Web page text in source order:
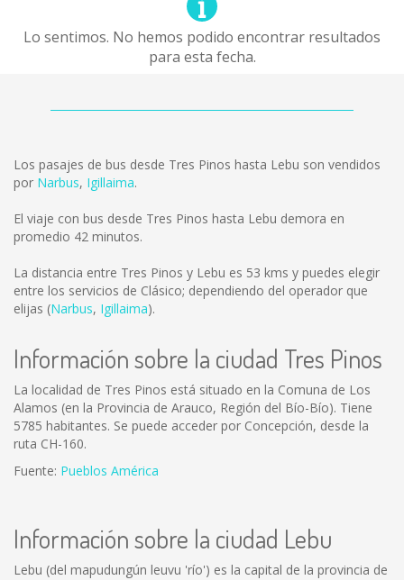
Lo sentimos. No hemos podido encontrar resultados
para esta fecha.
Los pasajes de bus desde Tres Pinos hasta Lebu son vendidos
por Narbus, Igillaima.
El viaje con bus desde Tres Pinos hasta Lebu demora en
promedio 42 minutos.
La distancia entre Tres Pinos y Lebu es 53 kms y puedes elegir
entre los servicios de Clásico; dependiendo del operador que
elijas (Narbus, Igillaima).
Información sobre la ciudad Tres Pinos
La localidad de Tres Pinos está situado en la Comuna de Los
Alamos (en la Provincia de Arauco, Región del Bío-Bío). Tiene
5785 habitantes. Se puede acceder por Concepción, desde la
ruta CH-160.
Fuente: Pueblos América
Información sobre la ciudad Lebu
Lebu (del mapudungún leuvu 'río') es la capital de la provincia de